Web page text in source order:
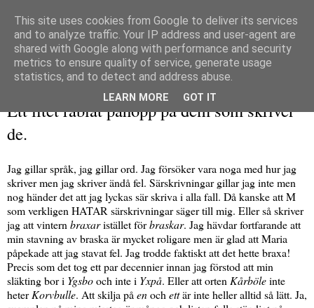
Ett litet rabiat påhopp på dem som skriver
de.
Jag gillar språk, jag gillar ord. Jag försöker vara noga med hur jag
skriver men jag skriver ändå fel. Särskrivningar gillar jag inte men
nog händer det att jag lyckas sär skriva i alla fall. Då kanske att M
som verkligen HATAR särskrivningar säger till mig. Eller så skriver
jag att vintern braxaristället förbraskar. Jag hävdar fortfarande att
min stavning av braska är mycket roligare men är glad att Maria
påpekade att jag stavat fel. Jag trodde faktiskt att det hette braxa!
Precis som det tog ett par decennier innan jag förstod att min
släkting bor i Ygsbooch inte i Yxpå. Eller att orten Kårböleinte
heterKorvbulle. Att skilja på enoch ettär inte heller alltid så lätt. Ja,
This site uses cookies from Google to deliver its services
and to analyze traffic. Your IP address and user-agent are
shared with Google along with performance and security
metrics to ensure quality of service, generate usage
statistics, and to detect and address abuse.
LEARN MORE GOT IT